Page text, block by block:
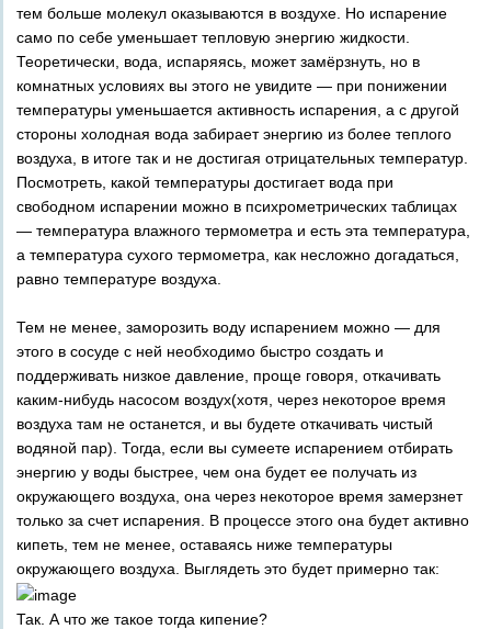
тем больше молекул оказываются в воздухе. Но испарение
само по себе уменьшает тепловую энергию жидкости.
Теоретически, вода, испаряясь, может замёрзнуть, но в
комнатных условиях вы этого не увидите — при понижении
температуры уменьшается активность испарения, а с другой
стороны холодная вода забирает энергию из более теплого
воздуха, в итоге так и не достигая отрицательных температур.
Посмотреть, какой температуры достигает вода при
свободном испарении можно в психрометрических таблицах
— температура влажного термометра и есть эта температура,
а температура сухого термометра, как несложно догадаться,
равно температуре воздуха.
Тем не менее, заморозить воду испарением можно — для
этого в сосуде с ней необходимо быстро создать и
поддерживать низкое давление, проще говоря, откачивать
каким-нибудь насосом воздух(хотя, через некоторое время
воздуха там не останется, и вы будете откачивать чистый
водяной пар). Тогда, если вы сумеете испарением отбирать
энергию у воды быстрее, чем она будет ее получать из
окружающего воздуха, она через некоторое время замерзнет
только за счет испарения. В процессе этого она будет активно
кипеть, тем не менее, оставаясь ниже температуры
окружающего воздуха. Выглядеть это будет примерно так:
Так. А что же такое тогда кипение?